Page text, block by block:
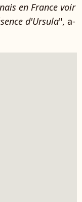
en France voir
d'Ursula", a-